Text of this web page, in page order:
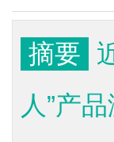
摘要
人”产